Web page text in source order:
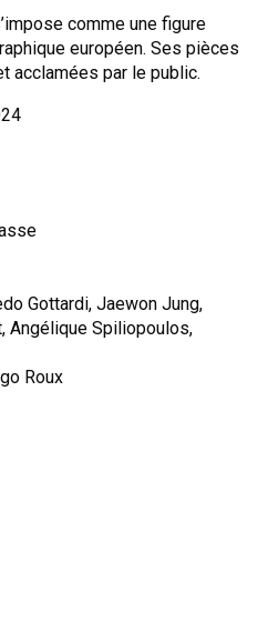
comme une figure
européen. Ses pièces
acclamées par le public.
Gottardi, Jaewon Jung,
Angélique Spiliopoulos,
Roux